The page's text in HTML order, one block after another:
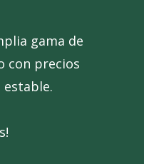
gama de
con precios